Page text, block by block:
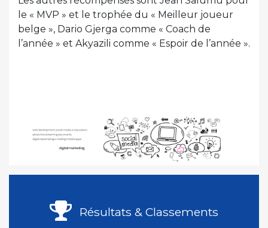
le « MVP » et le trophée du « Meilleur joueur
belge », Dario Gjerga comme « Coach de
l’année » et Akyazili comme « Espoir de l’année ».
Résultats & Classements